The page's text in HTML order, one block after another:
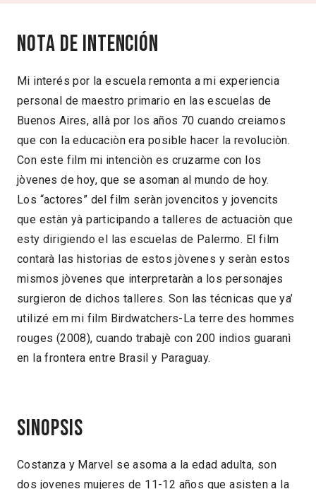
Nota de intención
Mi interés por la escuela remonta a mi experiencia
personal de maestro primario en las escuelas de
Buenos Aires, allà por los años 70 cuando creiamos
que con la educaciòn era posible hacer la revoluciòn.
Con este film mi intenciòn es cruzarme con los
jòvenes de hoy, que se asoman al mundo de hoy.
Los “actores” del film seràn jovencitos y jovencits
que estàn yà participando a talleres de actuaciòn que
esty dirigiendo el las escuelas de Palermo. El film
contarà las historias de estos jòvenes y seràn estos
mismos jòvenes que interpretaràn a los personajes
surgieron de dichos talleres. Son las técnicas que ya’
utilizé em mi film Birdwatchers-La terre des hommes
rouges (2008), cuando trabajè con 200 indios guaranì
en la frontera entre Brasil y Paraguay.
Sinopsis
Costanza y Marvel se asoma a la edad adulta, son
dos jovenes mujeres de 11-12 años que asisten a la